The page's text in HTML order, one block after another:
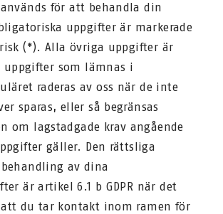
för att behandla din
uppgifter är markerade
(*). Alla övriga uppgifter är
som lämnas i
raderas av oss när de inte
sparas, eller så begränsas
om lagstadgade krav angående
gäller. Den rättsliga
av dina
är artikel 6.1 b GDPR när det
du tar kontakt inom ramen för